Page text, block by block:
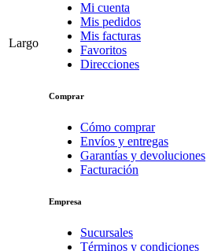
Largo
Mi cuenta
Mis pedidos
Mis facturas
Favoritos
Direcciones
Comprar
Cómo comprar
Envíos y entregas
Garantías y devoluciones
Facturación
Empresa
Sucursales
Términos y condiciones